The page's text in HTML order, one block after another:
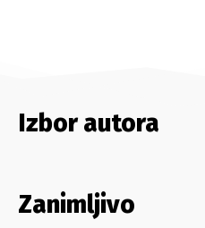
Izbor autora
Zanimljivo